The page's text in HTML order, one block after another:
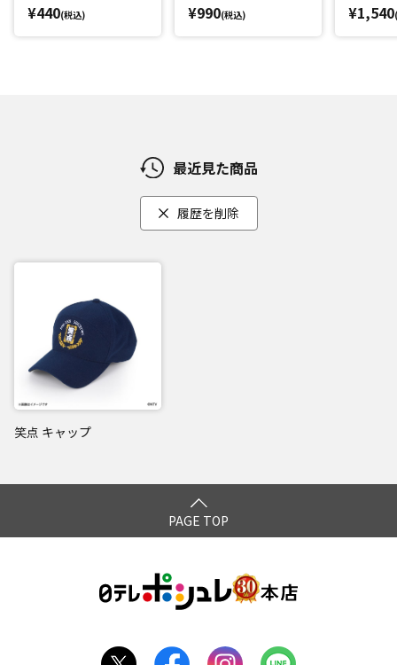
¥440(税込) ¥990(税込) ¥1,540
最近見た商品
履歴を削除
笑点 キャップ
PAGE TOP